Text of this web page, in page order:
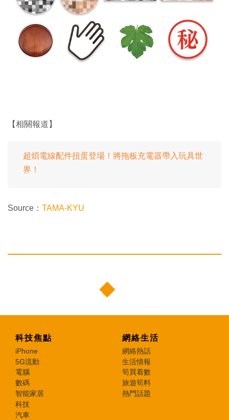
【相關報道】
超煩電線配件扭蛋登場！將拖板充電器帶入玩具世
界！
Source： TAMA-KYU
科技焦點
iPhone
5G流動
電腦
數碼
智能家居
科技
汽車
網絡生活
網絡熱話
生活情報
筍買着數
旅遊筍料
熱門話題